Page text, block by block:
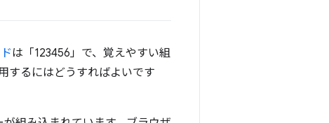
は「123456」で、覚えやすい組
するにはどうすればよいです